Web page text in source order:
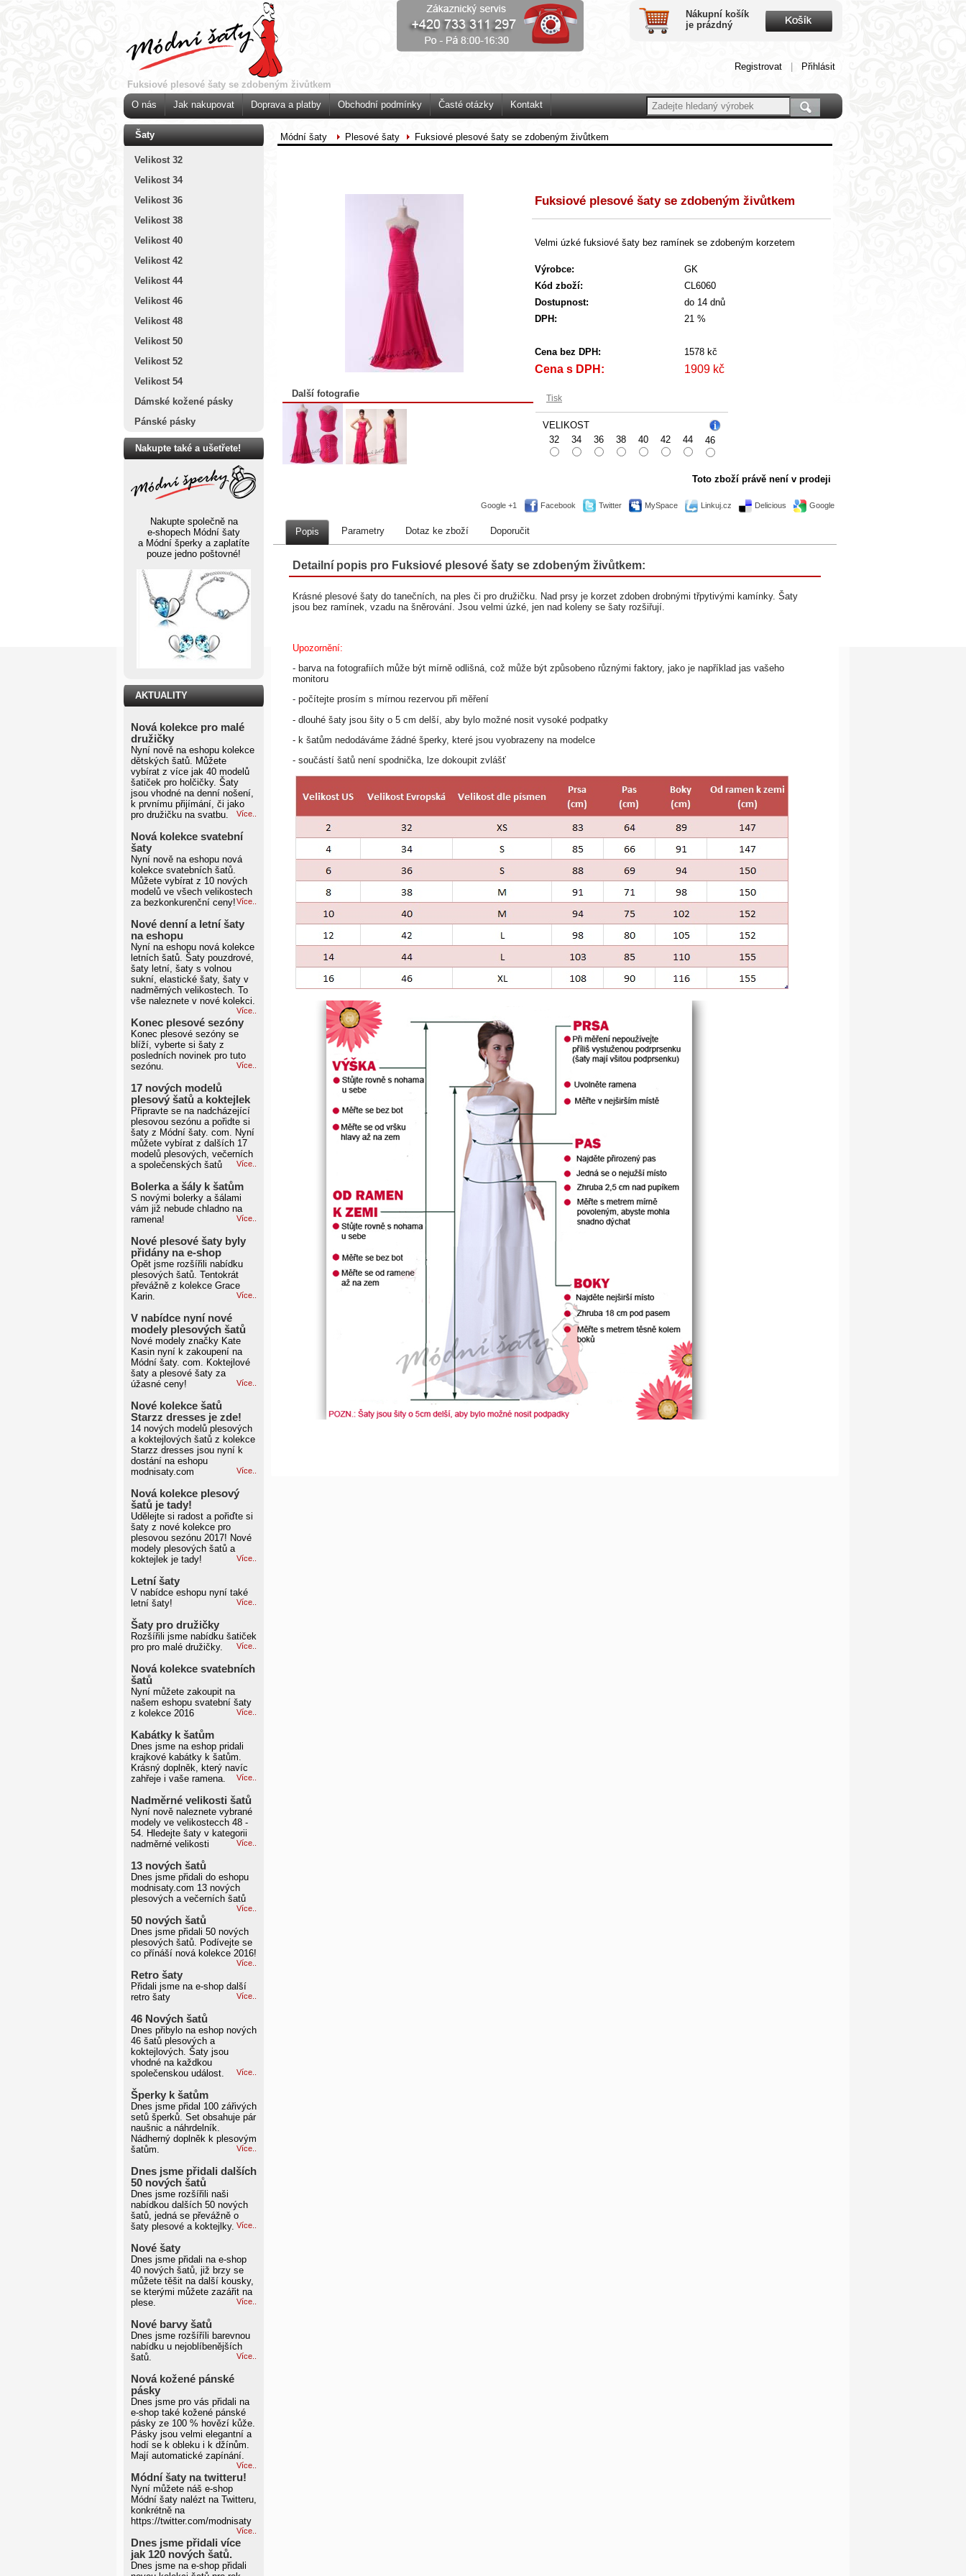
Fuksiové plesové šaty se zdobeným živůtkem
Nákupní košík
je prázdný
Registrovat Přihlásit
O nás Jak nakupovat Doprava a platby Obchodní podmínky Časté otázky Kontakt
Šaty
Velikost 32
Velikost 34
Velikost 36
Velikost 38
Velikost 40
Velikost 42
Velikost 44
Velikost 46
Velikost 48
Velikost 50
Velikost 52
Velikost 54
Dámské kožené pásky
Pánské pásky
Nakupte také a ušetřete!
Nakupte společně na
e-shopech Módní šaty
a Módní šperky a zaplatíte
pouze jedno poštovné!
AKTUALITY
Nová kolekce pro malé
družičky
Nyní nově na eshopu kolekce
dětských šatů. Můžete
vybírat z více jak 40 modelů
šatiček pro holčičky. Šaty
jsou vhodné na denní nošení,
k prvnímu přijímání, či jako
pro družičku na svatbu.
Více..
Nová kolekce svatební
šaty
Nyní nově na eshopu nová
kolekce svatebních šatů.
Můžete vybírat z 10 nových
modelů ve všech velikostech
za bezkonkurenční ceny!Více..
Nové denní a letní šaty
na eshopu
Nyní na eshopu nová kolekce
letních šatů. Šaty pouzdrové,
šaty letní, šaty s volnou
sukní, elastické šaty, šaty v
nadměrných velikostech. To
vše naleznete v nové kolekci.
Více..
Konec plesové sezóny
Konec plesové sezóny se
blíží, vyberte si šaty z
posledních novinek pro tuto
sezónu.
Více..
17 nových modelů
plesový šatů a koktejlek
Připravte se na nadcházející
plesovou sezónu a pořidte si
šaty z Módní šaty. com. Nyní
můžete vybírat z dalších 17
modelů plesových, večerních
a společenských šatů
Více..
Bolerka a šály k šatům
S novými bolerky a šálami
vám již nebude chladno na
ramena!
Více..
Nové plesové šaty byly
přidány na e-shop
Opět jsme rozšířili nabídku
plesových šatů. Tentokrát
převážně z kolekce Grace
Karin.
Více..
V nabídce nyní nové
modely plesových šatů
Nové modely značky Kate
Kasin nyní k zakoupení na
Módní šaty. com. Koktejlové
šaty a plesové šaty za
úžasné ceny!
Více..
Nové kolekce šatů
Starzz dresses je zde!
14 nových modelů plesových
a koktejlových šatů z kolekce
Starzz dresses jsou nyní k
dostání na eshopu
modnisaty.com
Více..
Nová kolekce plesový
šatů je tady!
Udělejte si radost a pořiďte si
šaty z nové kolekce pro
plesovou sezónu 2017! Nové
modely plesových šatů a
koktejlek je tady!
Více..
Letní šaty
V nabídce eshopu nyní také
letní šaty!
Více..
Šaty pro družičky
Rozšířili jsme nabídku šatiček
pro pro malé družičky.
Více..
Nová kolekce svatebních
šatů
Nyní můžete zakoupit na
našem eshopu svatební šaty
z kolekce 2016
Více..
Kabátky k šatům
Dnes jsme na eshop pridali
krajkové kabátky k šatům.
Krásný doplněk, který navíc
zahřeje i vaše ramena.
Více..
Nadměrné velikosti šatů
Nyní nově naleznete vybrané
modely ve velikostecch 48 -
54. Hledejte šaty v kategorii
nadměrné velikosti
Více..
13 nových šatů
Dnes jsme přidali do eshopu
modnisaty.com 13 nových
plesových a večerních šatů
Více..
50 nových šatů
Dnes jsme přidali 50 nových
plesových šatů. Podívejte se
co přínáší nová kolekce 2016!
Více..
Retro šaty
Přidali jsme na e-shop další
retro šaty
Více..
46 Nových šatů
Dnes přibylo na eshop nových
46 šatů plesových a
koktejlových. Šaty jsou
vhodné na každkou
společenskou událost.
Více..
Šperky k šatům
Dnes jsme přidal 100 zářivých
setů šperků. Set obsahuje pár
naušnic a náhrdelník.
Nádherný doplněk k plesovým
šatům.
Více..
Dnes jsme přidali dalších
50 nových šatů
Dnes jsme rozšířili naši
nabídkou dalších 50 nových
šatů, jedná se převážně o
šaty plesové a koktejlky. Více..
Nové šaty
Dnes jsme přidali na e-shop
40 nových šatů, již brzy se
můžete těšit na další kousky,
se kterými můžete zazářit na
plese.
Více..
Nové barvy šatů
Dnes jsme rozšíříli barevnou
nabídku u nejoblíbenějších
šatů.
Více..
Nová kožené pánské
pásky
Dnes jsme pro vás přidali na
e-shop také kožené pánské
pásky ze 100 % hovězí kůže.
Pásky jsou velmi elegantní a
hodí se k obleku i k džínům.
Mají automatické zapínání.
Více..
Módní šaty na twitteru!
Nyní můžete náš e-shop
Módní šaty nalézt na Twitteru,
konkrétně na
https://twitter.com/modnisaty
Více..
Dnes jsme přidali více
jak 120 nových šatů.
Dnes jsme na e-shop přidali
Módní šaty Plesové šaty Fuksiové plesové šaty se zdobeným živůtkem
Další fotografie
Fuksiové plesové šaty se zdobeným živůtkem
Velmi úzké fuksiové šaty bez ramínek se zdobeným korzetem
Výrobce:
GK
Kód zboží:
CL6060
Dostupnost:
do 14 dnů
DPH:
21 %
Cena bez DPH: 1578 kč
Cena s DPH: 1909 kč
Tisk
VELIKOST
32
34 36 38 40 42 44 46
Toto zboží právě není v prodeji
Google +1 Facebook Twitter MySpace Linkuj.cz Delicious Google
Popis Parametry Dotaz ke zboží Doporučit
Detailní popis pro Fuksiové plesové šaty se zdobeným živůtkem:
Krásné plesové šaty do tanečních, na ples či pro družičku. Nad prsy je korzet zdoben drobnými třpytivými kamínky. Šaty
jsou bez ramínek, vzadu na šněrování. Jsou velmi úzké, jen nad koleny se šaty rozšiřují.
Upozornění:
- barva na fotografiích může být mírně odlišná, což může být způsobeno různými faktory, jako je například jas vašeho
monitoru
- počítejte prosím s mírnou rezervou při měření
- dlouhé šaty jsou šity o 5 cm delší, aby bylo možné nosit vysoké podpatky
- k šatům nedodáváme žádné šperky, které jsou vyobrazeny na modelce
- součástí šatů není spodnička, lze dokoupit zvlášť